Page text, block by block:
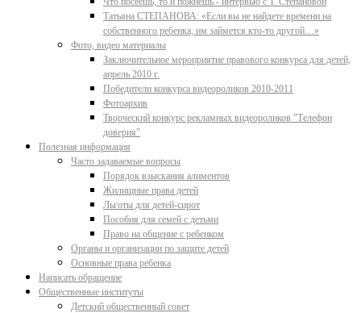
Татьяна СТЕПАНОВА: «Если вы не найдете времени на
собственного ребенка, им займется кто-то другой…»
Фото, видео материалы
Заключительное мероприятие правового конкурса для детей,
апрель 2010 г.
Победители конкурса видеороликов 2010-2011
Фотоархив
Творческий конкурс рекламных видеороликов "Телефон
доверия"
Полезная информация
Часто задаваемые вопросы
Порядок взыскания алиментов
Жилищные права детей
Льготы для детей-сирот
Пособия для семей с детьми
Право на общение с ребенком
Органы и организации по защите детей
Основные права ребенка
Написать обращение
Общественные институты
Детский общественный совет